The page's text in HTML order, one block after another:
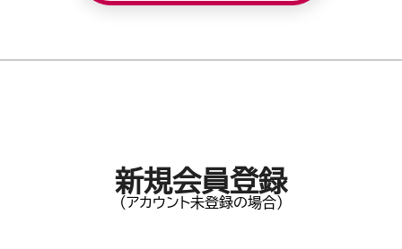
新規会員登録
(アカウント未登録の場合)